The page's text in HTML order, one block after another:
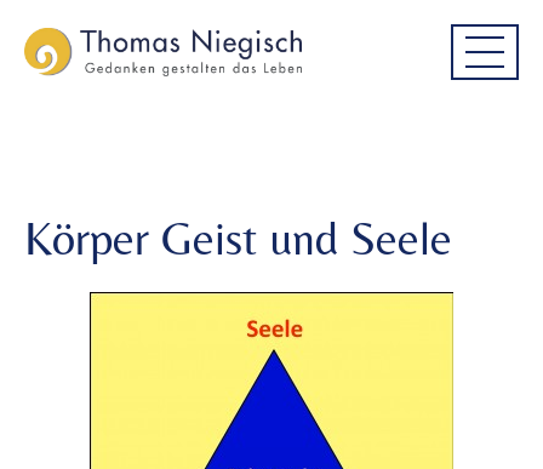
to
to
Körper Geist und Seele
Körper Geist und Seele